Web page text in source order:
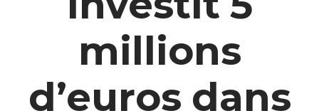
millions
d’euros dans